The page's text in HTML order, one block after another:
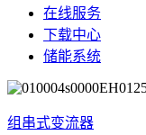
在线服务
下载中心
储能系统
组串式变流器